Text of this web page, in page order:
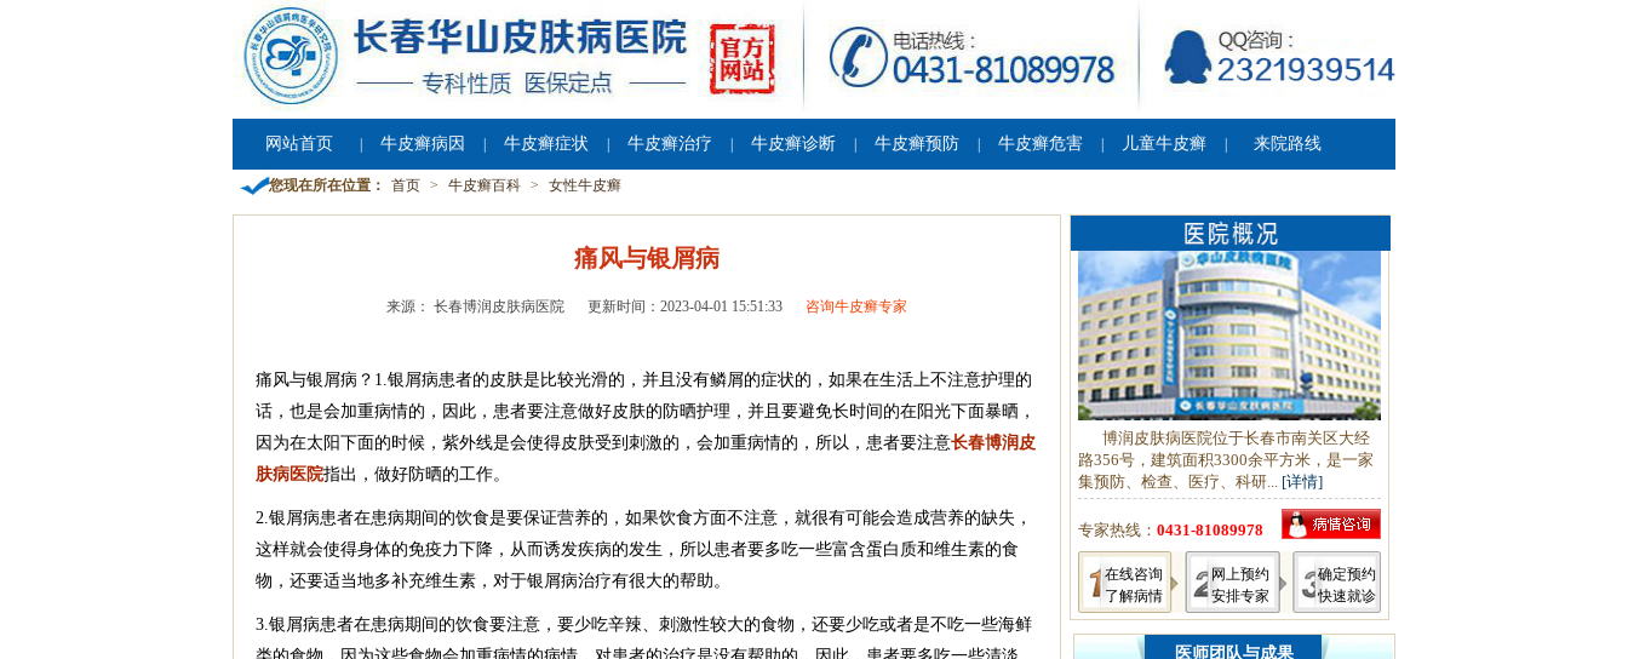
网站首页 牛皮癣病因 牛皮癣症状 牛皮癣治疗 牛皮癣诊断 牛皮癣预防 牛皮癣危害 儿童牛皮癣 来院路线
您现在所在位置： 首页 > 牛皮癣百科 > 女性牛皮癣
痛风与银屑病
来源： 长春博润皮肤病医院 更新时间：2023-04-01 15:51:33 咨询牛皮癣专家
痛风与银屑病？1.银屑病患者的皮肤是比较光滑的，并且没有鳞屑的症状的，如果在生活上不注意护理的
话，也是会加重病情的，因此，患者要注意做好皮肤的防晒护理，并且要避免长时间的在阳光下面暴晒，
因为在太阳下面的时候，紫外线是会使得皮肤受到刺激的，会加重病情的，所以，患者要注意长春博润皮
肤病医院指出，做好防晒的工作。
2.银屑病患者在患病期间的饮食是要保证营养的，如果饮食方面不注意，就很有可能会造成营养的缺失，
这样就会使得身体的免疫力下降，从而诱发疾病的发生，所以患者要多吃一些富含蛋白质和维生素的食
物，还要适当地多补充维生素，对于银屑病治疗有很大的帮助。
3.银屑病患者在患病期间的饮食要注意，要少吃辛辣、刺激性较大的食物，还要少吃或者是不吃一些海鲜
博润皮肤病医院位于长春市南关区大经
路356号，建筑面积3300余平方米，是一家
集预防、检查、医疗、科研... [详情]
专家热线： 0431-81089978
在线咨询
了解病情
网上预约
安排专家
确定预约
快速就诊
医师团队与成果